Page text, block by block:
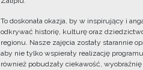
To doskonała okazja, by w inspirujący i
odkrywać historię, kulturę oraz
regionu. Nasze zajęcia zostały starannie
aby nie tylko wspierały realizację
również pobudzały ciekawość, wyobraźnię